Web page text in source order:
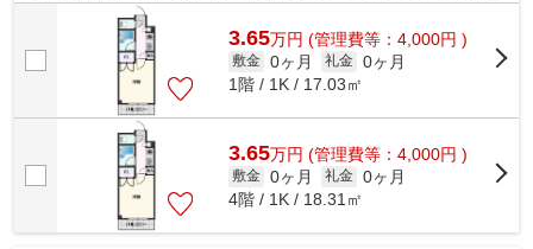
の物件です。鉄骨造なら、耐久性や耐...
3.65万円 (管理費等：4,000円 )
敷金 0ヶ月 礼金 0ヶ月
1階 / 1K / 17.03㎡
3.65万円 (管理費等：4,000円 )
敷金 0ヶ月 礼金 0ヶ月
4階 / 1K / 18.31㎡